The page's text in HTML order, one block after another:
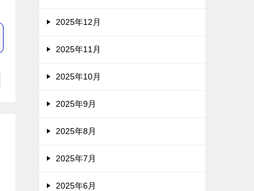
2025年12月
2025年11月
2025年10月
2025年9月
2025年8月
2025年7月
2025年6月